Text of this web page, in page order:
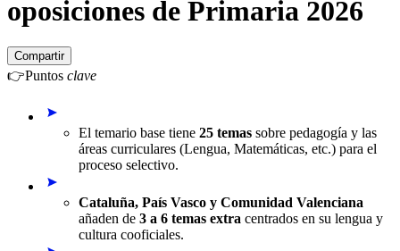
oposiciones de Primaria 2026
Compartir
👉Puntos clave
El temario base tiene 25 temas sobre pedagogía y las
áreas curriculares (Lengua, Matemáticas, etc.) para el
proceso selectivo.
Cataluña, País Vasco y Comunidad Valenciana
añaden de 3 a 6 temas extra centrados en su lengua y
cultura cooficiales.